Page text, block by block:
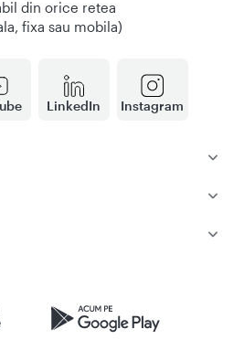
LinkedIn Instagram
din orice retea
fixa sau mobila)